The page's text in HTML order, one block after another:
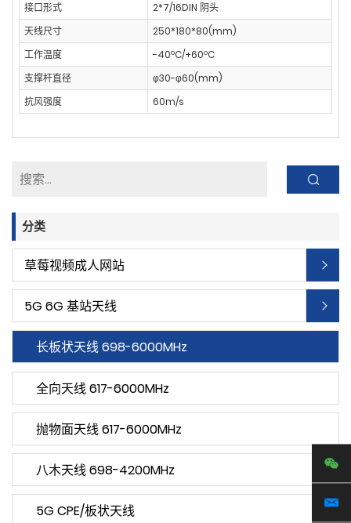
分类
草莓视频成人网站
5G 6G 基站天线
长板状天线 698-6000MHz
全向天线 617-6000MHz
抛物面天线 617-6000MHz
八木天线 698-4200MHz
5G CPE/板状天线
接口形式
2*7/16DIN 阴头
天线尺寸
250*180*80(mm)
工作温度
-40ºC/+60ºC
支撑杆直径
φ30-φ60(mm)
抗风强度
60m/s